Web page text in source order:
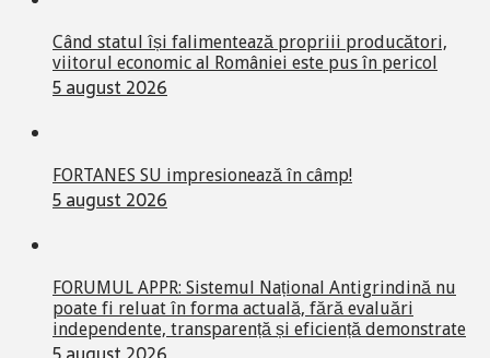
Când statul își falimentează propriii producători,
viitorul economic al României este pus în pericol
5 august 2026
FORTANES SU impresionează în câmp!
5 august 2026
FORUMUL APPR: Sistemul Național Antigrindină nu
poate fi reluat în forma actuală, fără evaluări
independente, transparență și eficiență demonstrate